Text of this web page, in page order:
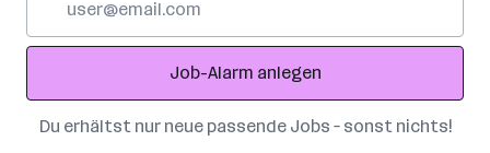
Adresse
Job-Alarm anlegen
Du erhältst nur neue passende Jobs – sonst nichts!